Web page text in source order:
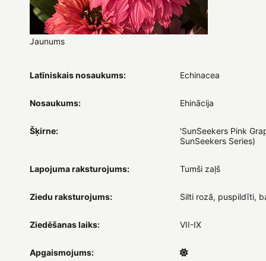
Jaunums
Latīniskais nosaukums: Echinacea
Nosaukums: Ehinācija
Šķirne:
'SunSeekers Pink
SunSeekers Series)
Lapojuma raksturojums: Tumši zaļš
Ziedu raksturojums: Silti rozā, puspildīti,
Ziedēšanas laiks: VII-IX
Apgaismojums: